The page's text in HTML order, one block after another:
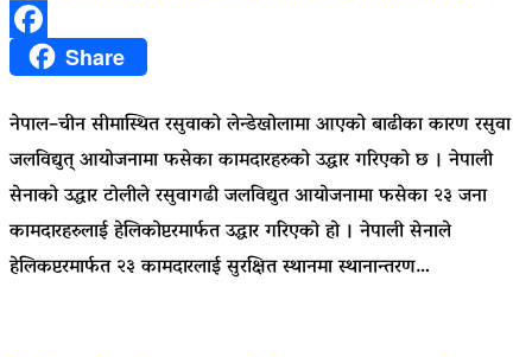
FacebookShare
नेपाल–चीन सीमास्थित रसुवाको लेन्डेखोलामा आएको बाढीका कारण रसुवा
जलविद्युत् आयोजनामा फसेका कामदारहरुको उद्धार गरिएको छ । नेपाली
सेनाको उद्धार टोलीले रसुवागढी जलविद्युत आयोजनामा फसेका २३ जना
कामदारहरुलाई हेलिकोप्टरमार्फत उद्धार गरिएको हो । नेपाली सेनाले
हेलिकप्टरमार्फत २३ कामदारलाई सुरक्षित स्थानमा स्थानान्तरण…